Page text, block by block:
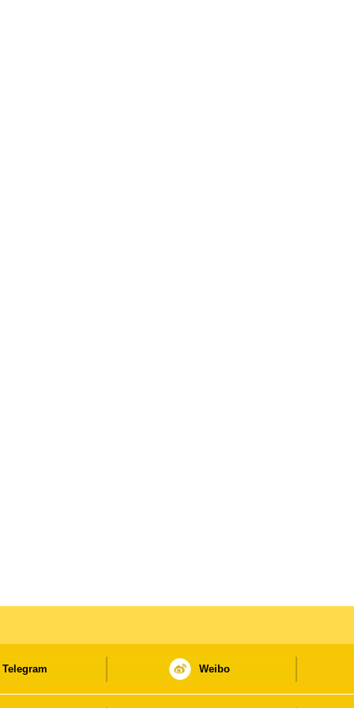
Telegram Weibo